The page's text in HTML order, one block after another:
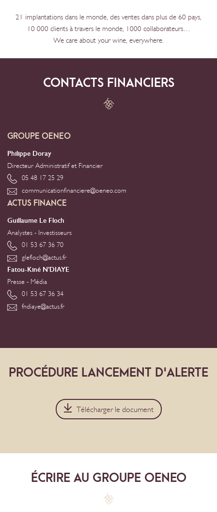
21 implantations dans le monde, des ventes dans plus de 60 pays,
10 000 clients à travers le monde, 1000 collaborateurs…
We care about your wine, everywhere.
CONTACTS FINANCIERS
GROUPE OENEO
Philippe Doray
Directeur Administratif et Financier
05 48 17 25 29
communicationfinanciere@oeneo.com
ACTUS FINANCE
Guillaume Le Floch
Analystes - Investisseurs
01 53 67 36 70
glefloch@actus.fr
Fatou-Kiné N’DIAYE
Presse - Média
01 53 67 36 34
fndiaye@actus.fr
PROCÉDURE LANCEMENT D'ALERTE
Télécharger le document
ÉCRIRE AU GROUPE OENEO